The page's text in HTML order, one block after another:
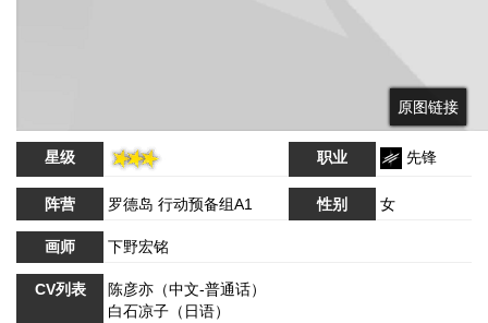
原图链接
原图链接
星级 职业 先锋
阵营 罗德岛 行动预备组A1 性别 女
画师 下野宏铭
CV列表
陈彦亦（中文-普通话）
白石凉子（日语）